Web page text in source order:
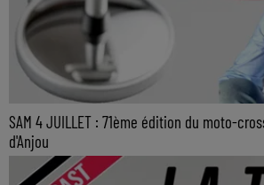
SAM 4 JUILLET : 71ème édition du moto-
d'Anjou